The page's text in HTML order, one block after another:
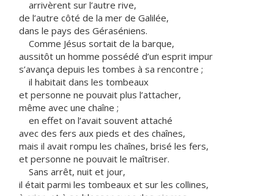
arrivèrent sur l’autre rive,
de l’autre côté de la mer de Galilée,
dans le pays des Géraséniens.
Comme Jésus sortait de la barque,
aussitôt un homme possédé d’un esprit impur
s’avança depuis les tombes à sa rencontre ;
il habitait dans les tombeaux
et personne ne pouvait plus l’attacher,
même avec une chaîne ;
en effet on l’avait souvent attaché
avec des fers aux pieds et des chaînes,
mais il avait rompu les chaînes, brisé les fers,
et personne ne pouvait le maîtriser.
Sans arrêt, nuit et jour,
il était parmi les tombeaux et sur les collines,